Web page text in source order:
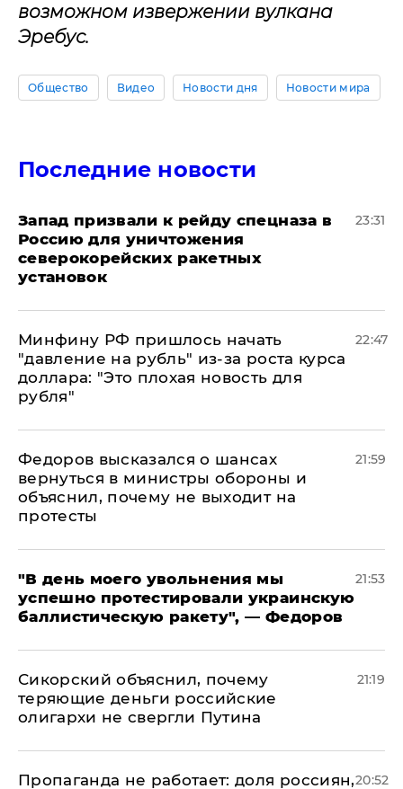
возможном извержении вулкана
Эребус.
Общество Видео Новости дня Новости мира
Последние новости
Запад призвали к рейду спецназа в
Россию для уничтожения
северокорейских ракетных
установок
23:31
Минфину РФ пришлось начать
"давление на рубль" из-за роста курса
доллара: "Это плохая новость для
рубля"
22:47
Федоров высказался о шансах
вернуться в министры обороны и
объяснил, почему не выходит на
протесты
21:59
​"В день моего увольнения мы
успешно протестировали украинскую
баллистическую ракету", — Федоров
21:53
Сикорский объяснил, почему
теряющие деньги российские
олигархи не свергли Путина
21:19
​Пропаганда не работает: доля россиян,20:52